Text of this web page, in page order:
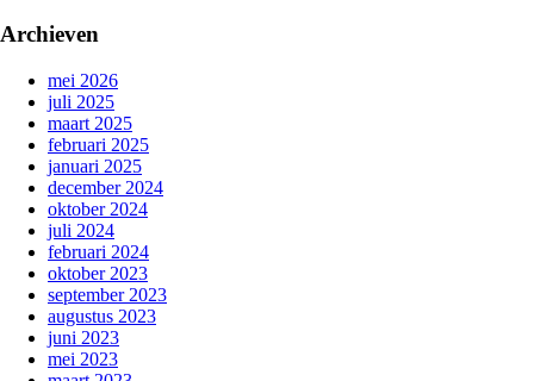
Archieven
mei 2026
juli 2025
maart 2025
februari 2025
januari 2025
december 2024
oktober 2024
juli 2024
februari 2024
oktober 2023
september 2023
augustus 2023
juni 2023
mei 2023